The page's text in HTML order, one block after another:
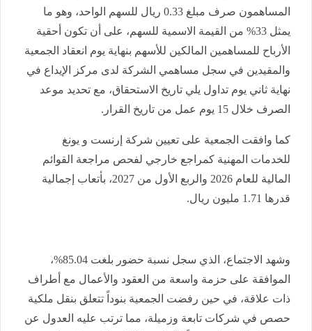
المساهمون صرف مبلغ 0.33 ريال للسهم الواحد، وهو ما
يمثل 33% من القيمة الاسمية للسهم، على أن تكون أحقية
الأرباح للمساهمين المالكين للأسهم بنهاية يوم انعقاد الجمعية
والمقيدين في سجل مساهمي الشركة لدى مركز الإيداع في
نهاية ثاني يوم تداول يلي تاريخ الاستحقاق، مع تحديد موعد
الصرف خلال 15 يوم عمل من تاريخ القرار.
كما وافقت الجمعية على تعيين شركة إرنست و يونغ
للخدمات المهنية كمراجع خارجي لفحص مراجعة القوائم
المالية للعام 2026 والربع الأول من 2027، بأتعاب إجمالية
قدرها 1.71 مليون ريال.
وشهد الاجتماع، الذي سجل نسبة حضور بلغت 85.04%،
الموافقة على حزمة واسعة من العقود والأعمال مع أطراف
ذات علاقة، في حين رفضت الجمعية بنوداً تتعلق بنقل ملكية
حصص في شركات تابعة وزميلة، مما ترتب عليه العدول عن